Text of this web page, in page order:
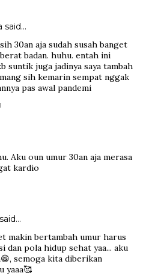
said…
30an aja sudah susah banget
badan. huhu. entah ini
suntik juga jadinya saya tambah
sih kemarin sempat nggak
pas awal pandemi
Aku oun umur 30an aja merasa
kardio
said…
makin bertambah umur harus
dan pola hidup sehat yaa... aku
semoga kita diberikan
yaaa🥰